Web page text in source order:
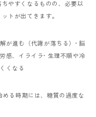
やすくなるものの、必要以
トが出てきます。
が進む（代謝が落ちる） • 脳
感、イライラ• 生理不順や冷
くなる
る時期には、糖質の過度な